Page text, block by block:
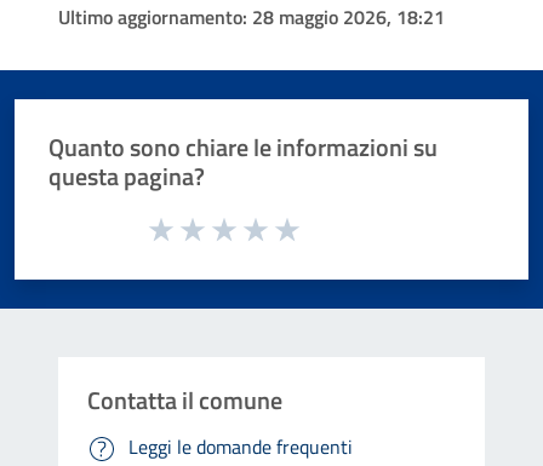
Ultimo aggiornamento: 28 maggio 2026, 18:21
Quanto sono chiare le informazioni su
questa pagina?
Valuta da 1 a 5 stelle la pagina
Contatta il comune
Leggi le domande frequenti